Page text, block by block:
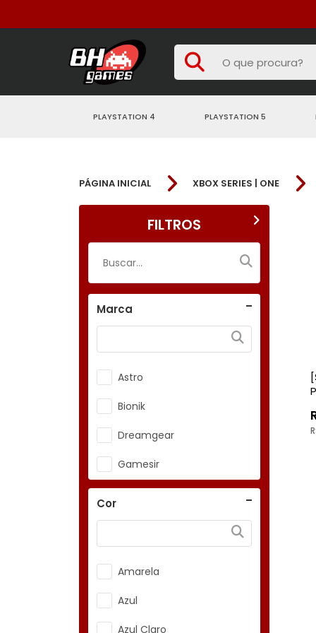
PLAYSTATION 4 PLAYSTATION 5
PÁGINA INICIAL XBOX SERIES | ONE
FILTROS
Marca
Astro
Bionik
Dreamgear
Gamesir
Harmonix
Hori
Cor
Amarela
Azul
Azul Claro